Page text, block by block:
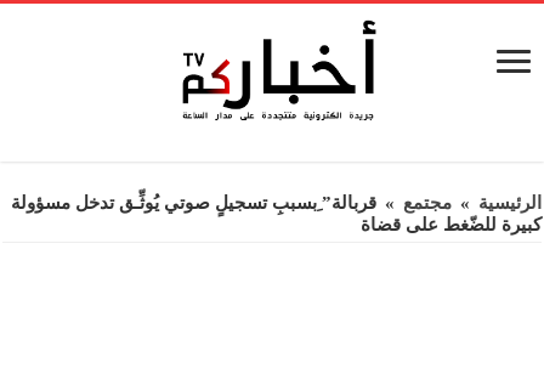
الرئيسية » مجتمع » قربالة” ِبسببِ تسجيلٍ صوتي يُوثِّـق تدخل مسؤولة
كبيرة للضّغط على قضاة